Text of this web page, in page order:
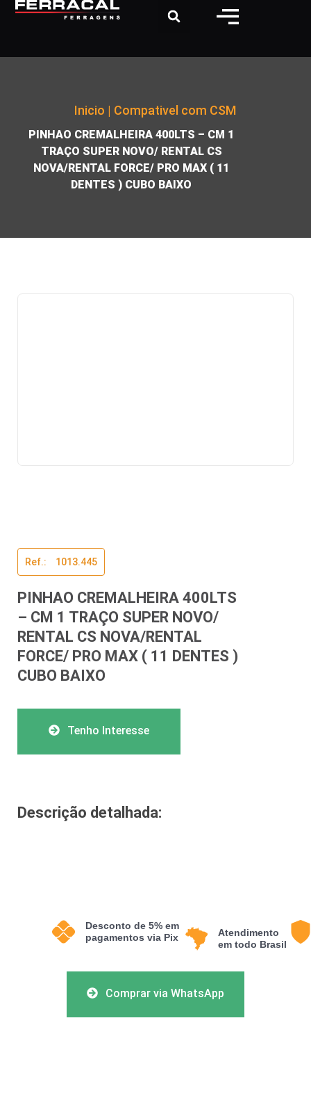
Inicio | Compativel com CSM
PINHAO CREMALHEIRA 400LTS – CM 1
TRAÇO SUPER NOVO/ RENTAL CS
NOVA/RENTAL FORCE/ PRO MAX ( 11
DENTES ) CUBO BAIXO
Ref.:ﾠ1013.445
PINHAO CREMALHEIRA 400LTS
– CM 1 TRAÇO SUPER NOVO/
RENTAL CS NOVA/RENTAL
FORCE/ PRO MAX ( 11 DENTES )
CUBO BAIXO
Tenho Interesse
Descrição detalhada:
Comprar via WhatsApp
Desconto de 5% em
pagamentos via Pix
Atendimento
em todo Brasil